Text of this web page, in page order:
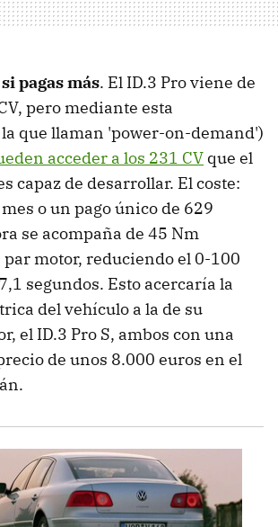
pagas más. El ID.3 Pro viene de
pero mediante esta
que llaman 'power-on-demand')
acceder a los 231 CV que el
capaz de desarrollar. El coste:
o un pago único de 629
se acompaña de 45 Nm
motor, reduciendo el 0-100
segundos. Esto acercaría la
del vehículo a la de su
el ID.3 Pro S, ambos con una
de unos 8.000 euros en el